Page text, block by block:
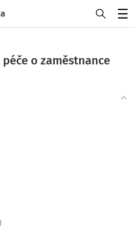
o zaměstnance